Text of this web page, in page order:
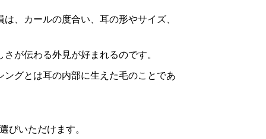
、カールの度合い、耳の形やサイズ、
が伝わる外見が好まれるのです。
グとは耳の内部に生えた毛のことであ
びいただけます。